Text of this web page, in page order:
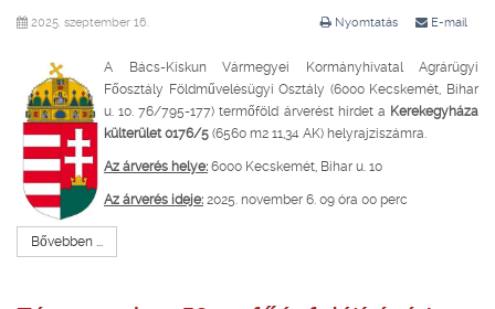
Nyomtatás E-mail
2025. szeptember 16.
A Bács-Kiskun Vármegyei Kormányhivatal Agrárügyi
Főosztály Földművelésügyi Osztály (6000 Kecskemét, Bihar
u. 10. 76/795-177) termőföld árverést hirdet a Kerekegyháza
külterület 0176/5 (6560 m2 11,34 AK) helyrajziszámra.
Az árverés helye: 6000 Kecskemét, Bihar u. 10
Az árverés ideje: 2025. november 6. 09 óra 00 perc
Bővebben ...